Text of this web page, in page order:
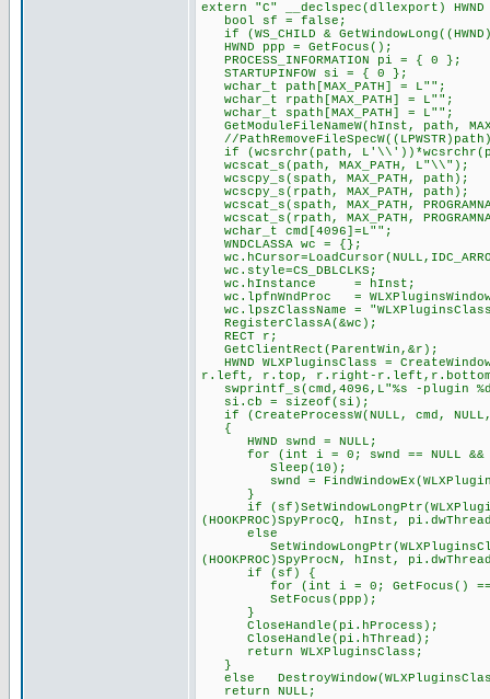
extern "C" __declspec(dllexport)
bool sf = false;
if (WS_CHILD &
HWND ppp = GetFocus();
PROCESS_INFORMATION pi = { 0 };
STARTUPINFOW si = { 0 };
wchar_t path[MAX_PATH] = L"";
wchar_t rpath[MAX_PATH] = L"";
wchar_t spath[MAX_PATH] = L"";
GetModuleFileNameW(hInst, path,
//
if (wcsrchr(path,
wcscat_s(path, MAX_PATH, L"\\");
wcscpy_s(spath, MAX_PATH, path);
wcscpy_s(rpath, MAX_PATH, path);
wcscat_s(spath, MAX_PATH,
wcscat_s(rpath, MAX_PATH,
wchar_t cmd[4096]=L"";
WNDCLASSA wc = {};
wc.style=CS_DBLCLKS;
wc.hInstance = hInst;
wc.lpfnWndProc =
wc.lpszClassName =
RegisterClassA(&wc);
RECT r;
GetClientRect(ParentWin,&r);
HWND WLXPluginsClass =
r.left, r.top, r.right-r.left,r.bottom-
swprintf_s(cmd,4096,L"%s -plugin
si.cb = sizeof(si);
if (CreateProcessW(NULL, cmd,
{
HWND swnd = NULL;
for (int i = 0; swnd == NULL &&
Sleep(10);
swnd =
}
if
(HOOKPROC)SpyProcQ, hInst,
else
SetWindowLongPtr(WLXPluginsClass,
(HOOKPROC)SpyProcN, hInst,
if (sf) {
for (int i = 0; GetFocus() ==
SetFocus(ppp);
}
CloseHandle(pi.hProcess);
CloseHandle(pi.hThread);
return WLXPluginsClass;
}
else
return NULL;